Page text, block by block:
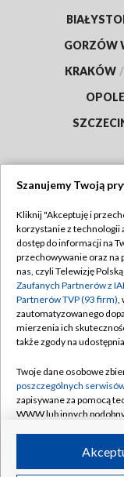
GORZÓW
KRAKÓW /
OPOLE
Abonament TVP
Emisja w TVP
Centrum
Naziemna
Rada Programowa
System NOS
Informacje o
Program dla prasy
Szanujemy Twoją
Kliknij "Akceptuję i
korzystanie z technologii
dostęp do informacji na
przechowywanie oraz na
nas, czyli Telewizję
Zaufanych Partnerów z
Partnerów TVP (93 firm),
zautomatyzowanego
mierzenia ich
także zgody na
Twoje dane osobowe
poszczególnych
zapisywane za pomocą
WWW lub innych
ruchu w Internecie.